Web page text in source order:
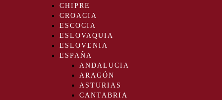
CHIPRE
CROACIA
ESCOCIA
ESLOVAQUIA
ESLOVENIA
ESPAÑA
ANDALUCIA
ARAGÓN
ASTURIAS
CANTABRIA